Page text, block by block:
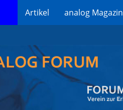
Artikel analog Magazin